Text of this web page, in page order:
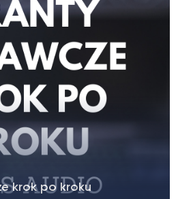
krok po kroku